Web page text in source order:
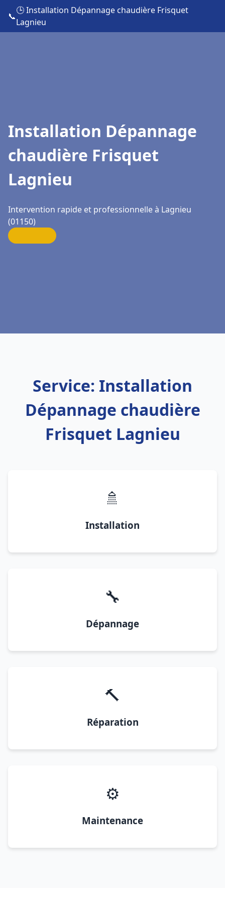
📞
🕒 Installation Dépannage chaudière Frisquet
Lagnieu
Installation Dépannage
chaudière Frisquet
Lagnieu
Intervention rapide et professionnelle à Lagnieu
(01150)
Service: Installation
Dépannage chaudière
Frisquet Lagnieu
🚿
Installation
🔧
Dépannage
🔨
Réparation
⚙️
Maintenance